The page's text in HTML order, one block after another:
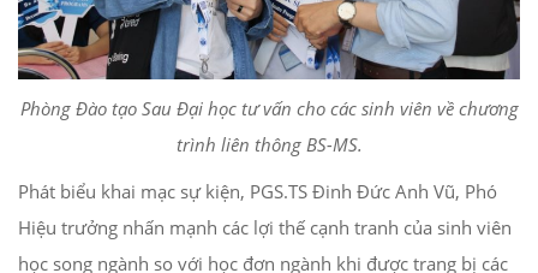
Phòng Đào tạo Sau Đại học tư vấn cho các sinh viên về chương
trình liên thông BS-MS.
Phát biểu khai mạc sự kiện, PGS.TS Đinh Đức Anh Vũ, Phó
Hiệu trưởng nhấn mạnh các lợi thế cạnh tranh của sinh viên
học song ngành so với học đơn ngành khi được trang bị các